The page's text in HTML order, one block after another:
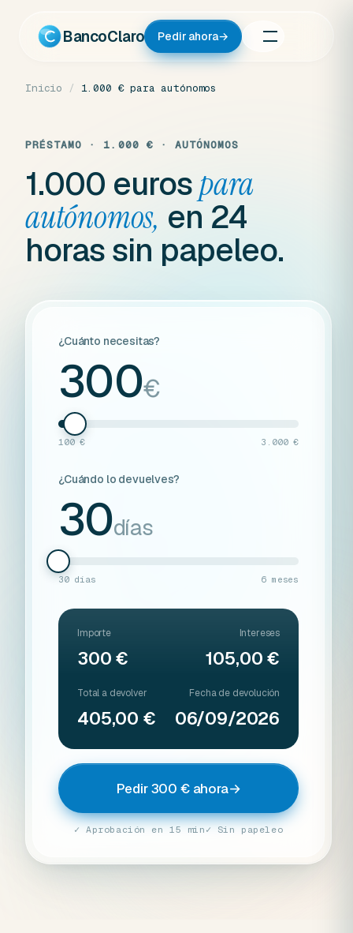
contenido
BancoClaro Pedir ahora→
Inicio / 1.000 € para autónomos
PRÉSTAMO · 1.000 € · AUTÓNOMOS
1.000 eurospara
autónomos, en 24
horas sin papeleo.
¿Cuánto necesitas?
300€
100 € 3.000 €
¿Cuándo lo devuelves?
30días
30 días 6 meses
Importe
300 €
Intereses
105,00 €
Total a devolver
405,00 €
Fecha de devolución
06/09/2026
Pedir 300 € ahora→
✓ Aprobación en 15 min ✓ Sin papeleo